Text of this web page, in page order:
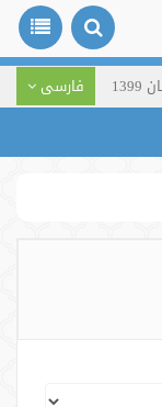
فارسی